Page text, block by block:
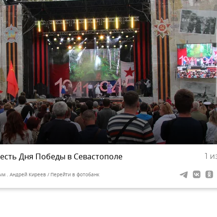
1
Дня Победы в Севастополе
. Андрей Киреев Перейти в фотобанк